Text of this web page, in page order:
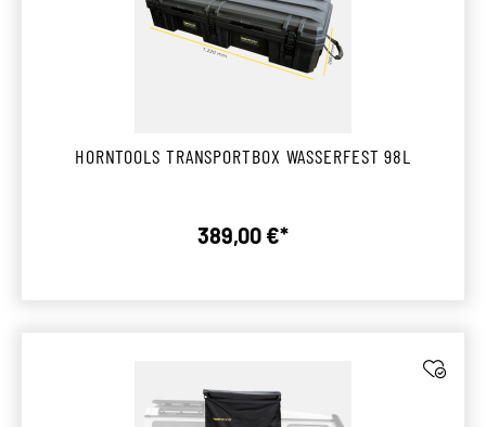
HORNTOOLS TRANSPORTBOX WASSERFEST 98L
Regulärer Preis:
389,00 €*